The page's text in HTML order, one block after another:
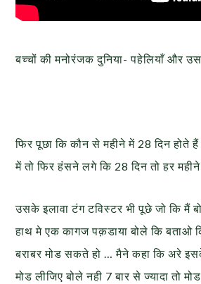
बच्चों की मनोरंजक दुनिया- पहेलियाँ और
फिर पूछा कि कौन से महीने में 28 दिन होते
में तो फिर हंसने लगे कि 28 दिन तो हर
उसके इलावा टंग टविस्टर भी पूछे जो कि मैं
हाथ मे एक कागज पक़डाया बोले कि बताओ
बराबर मोड सकते हो … मैने कहा कि अरे
मोड लीजिए बोले नही 7 बार से ज्यादा तो